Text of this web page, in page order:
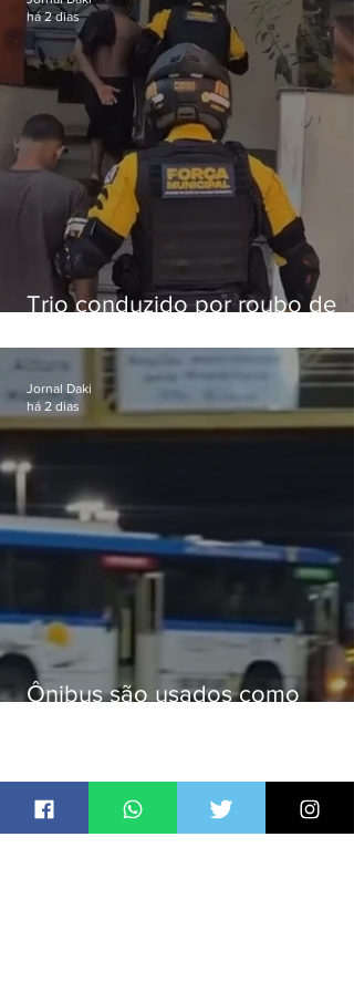
Trio conduzido por roubo de
passagens
há 2 dias
Ônibus são usados como
Jornal Daki
há 2 dias